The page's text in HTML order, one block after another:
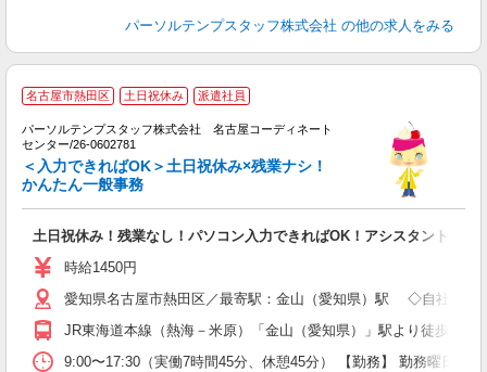
パーソルテンプスタッフ株式会社 の他の求人をみる
名古屋市熱田区 土日祝休み 派遣社員
パーソルテンプスタッフ株式会社 名古屋コーディネート
センター/26-0602781
＜入力できればOK＞土日祝休み×残業ナシ！
かんたん一般事務
土日祝休み！残業なし！パソコン入力できればOK！アシスタント事務
時給1450円
愛知県名古屋市熱田区／最寄駅：金山（愛知県）駅 ◇自社ビル
JR東海道本線（熱海－米原）「金山（愛知県）」駅より徒歩8分
9:00〜17:30（実働7時間45分、休憩45分） 【勤務】 勤務曜日